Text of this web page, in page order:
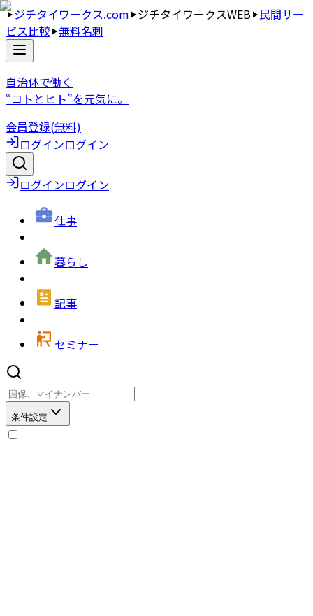
ジチタイワークス.com ジチタイワークスWEB 民間サー
ビス比較 無料名刺
自治体で働く
“コトとヒト”を元気に。
会員登録(無料)
ログインログイン
ログインログイン
仕事
暮らし
記事
セミナー
条件設定